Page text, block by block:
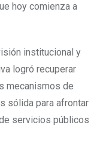
hoy comienza a
institucional y
logró recuperar
mecanismos de
sólida para afrontar
servicios públicos